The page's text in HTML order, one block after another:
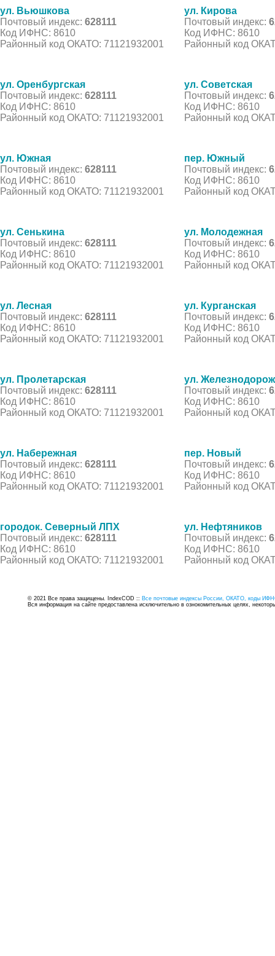
ул. Вьюшкова
Почтовый индекс: 628111
Код ИФНС: 8610
Районный код ОКАТО: 71121932001
ул. Кирова
Почтовый индекс:
Код ИФНС: 8610
Районный код
ул. Оренбургская
Почтовый индекс: 628111
Код ИФНС: 8610
Районный код ОКАТО: 71121932001
ул. Советская
Почтовый индекс:
Код ИФНС: 8610
Районный код
ул. Южная
Почтовый индекс: 628111
Код ИФНС: 8610
Районный код ОКАТО: 71121932001
пер. Южный
Почтовый индекс:
Код ИФНС: 8610
Районный код
ул. Сенькина
Почтовый индекс: 628111
Код ИФНС: 8610
Районный код ОКАТО: 71121932001
ул. Молодежная
Почтовый индекс:
Код ИФНС: 8610
Районный код
ул. Лесная
Почтовый индекс: 628111
Код ИФНС: 8610
Районный код ОКАТО: 71121932001
ул. Курганская
Почтовый индекс:
Код ИФНС: 8610
Районный код
ул. Пролетарская
Почтовый индекс: 628111
Код ИФНС: 8610
Районный код ОКАТО: 71121932001
ул.
Почтовый индекс:
Код ИФНС: 8610
Районный код
ул. Набережная
Почтовый индекс: 628111
Код ИФНС: 8610
Районный код ОКАТО: 71121932001
пер. Новый
Почтовый индекс:
Код ИФНС: 8610
Районный код
городок. Северный ЛПХ
Почтовый индекс: 628111
Код ИФНС: 8610
Районный код ОКАТО: 71121932001
ул. Нефтяников
Почтовый индекс:
Код ИФНС: 8610
Районный код
© 2021 Все права защищены. IndexCOD :: Все почтовые индексы России, ОКАТО, коды
Вся информация на сайте предоставлена исключительно в ознокомительных целях,